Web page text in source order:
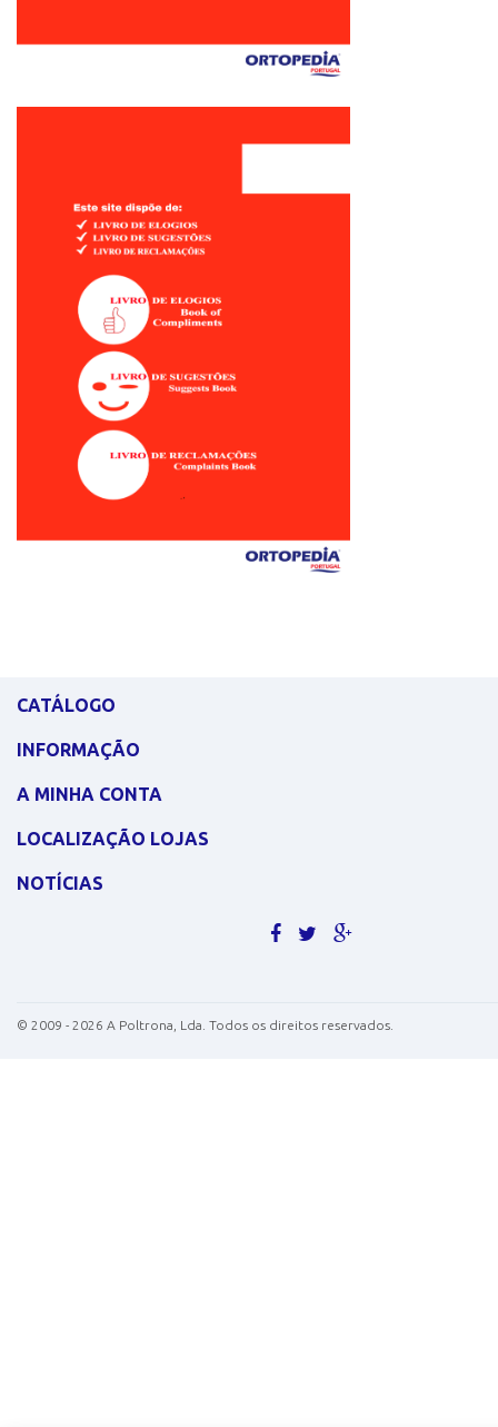
CATÁLOGO
INFORMAÇÃO
© 2009 - 2026 A Poltrona, Lda. Todos os direitos reservados.
A MINHA CONTA
LOCALIZAÇÃO LOJAS
NOTÍCIAS